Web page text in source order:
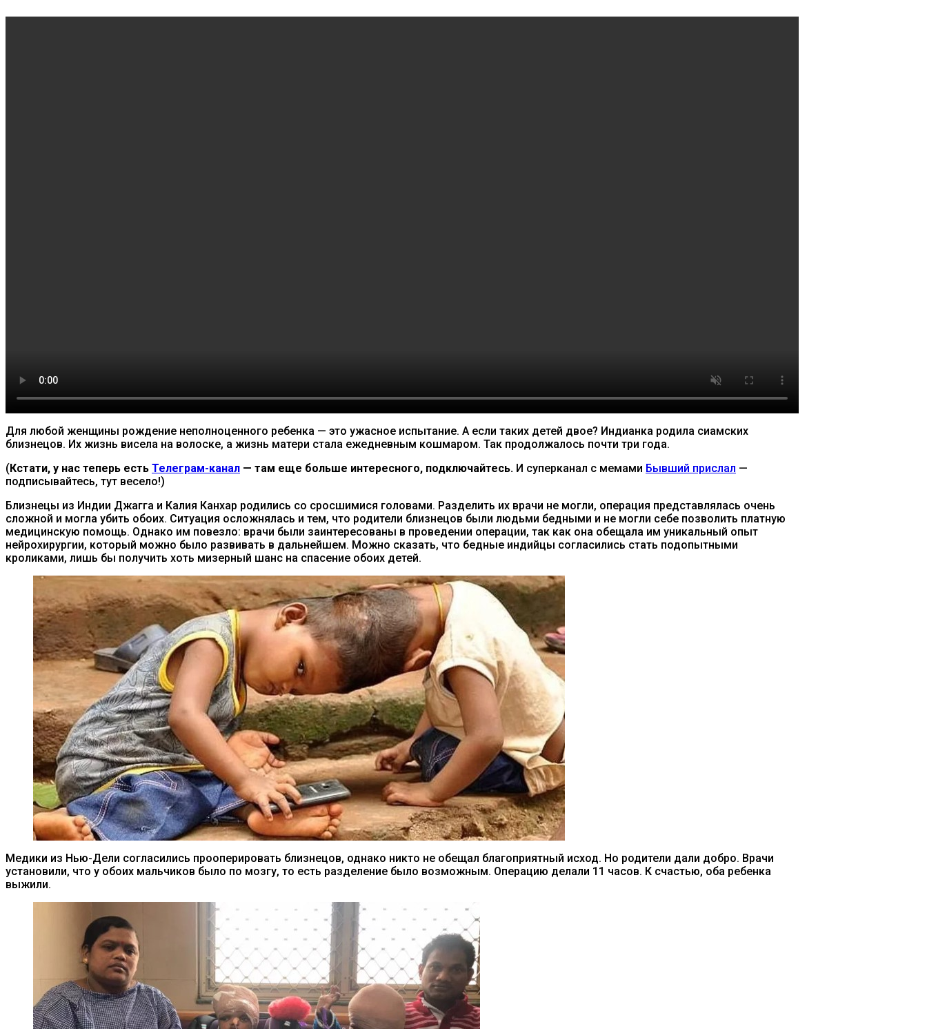
Для любой женщины рождение неполноценного ребенка — это ужасное испытание. А если таких детей двое? Индианка родила сиамских
близнецов. Их жизнь висела на волоске, а жизнь матери стала ежедневным кошмаром. Так продолжалось почти три года.
( Кстати, у нас теперь есть Телеграм-канал — там еще больше интересного, подключайтесь. И суперканал с мемами Бывший прислал —
подписывайтесь, тут весело!)
Близнецы из Индии Джагга и Калия Канхар родились со сросшимися головами. Разделить их врачи не могли, операция представлялась очень
сложной и могла убить обоих. Ситуация осложнялась и тем, что родители близнецов были людьми бедными и не могли себе позволить платную
медицинскую помощь. Однако им повезло: врачи были заинтересованы в проведении операции, так как она обещала им уникальный опыт
нейрохирургии, который можно было развивать в дальнейшем. Можно сказать, что бедные индийцы согласились стать подопытными
кроликами, лишь бы получить хоть мизерный шанс на спасение обоих детей.
Медики из Нью-Дели согласились прооперировать близнецов, однако никто не обещал благоприятный исход. Но родители дали добро. Врачи
установили, что у обоих мальчиков было по мозгу, то есть разделение было возможным. Операцию делали 11 часов. К счастью, оба ребенка
выжили.